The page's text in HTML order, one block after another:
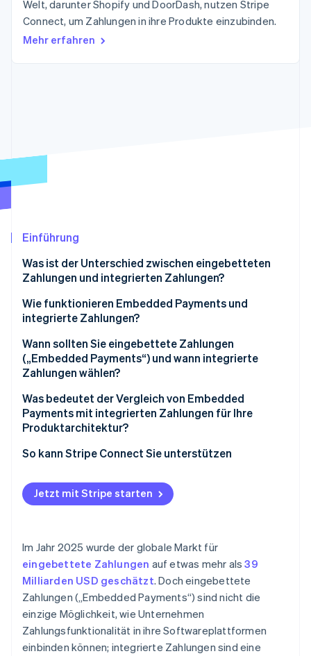
Betrugsprävention
Atlas
Start-up-Gründung
Ecosystem
Partner
Welt, darunter Shopify und DoorDash, nutzen Stripe
Connect, um Zahlungen in ihre Produkte einzubinden.
Mehr erfahren
Einführung
Was ist der Unterschied zwischen eingebetteten
Zahlungen und integrierten Zahlungen?
Wie funktionieren Embedded Payments und
integrierte Zahlungen?
Embedded Payments
Integrierte Zahlungen
Wann sollten Sie eingebettete Zahlungen
(„Embedded Payments“) und wann integrierte
Zahlungen wählen?
Was bedeutet der Vergleich von Embedded
Payments mit integrierten Zahlungen für Ihre
Produktarchitektur?
So kann Stripe Connect Sie unterstützen
Jetzt mit Stripe starten
Im Jahr 2025 wurde der globale Markt für
eingebettete Zahlungen auf etwas mehr als39
Milliarden USD geschätzt. Doch eingebettete
Zahlungen („Embedded Payments“) sind nicht die
einzige Möglichkeit, wie Unternehmen
Zahlungsfunktionalität in ihre Softwareplattformen
einbinden können; integrierte Zahlungen sind eine